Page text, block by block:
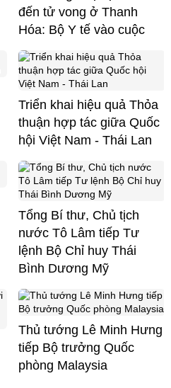
đến tử vong ở Thanh
Hóa: Bộ Y tế vào cuộc
Triển khai hiệu quả Thỏa
thuận hợp tác giữa Quốc
hội Việt Nam - Thái Lan
Tổng Bí thư, Chủ tịch
nước Tô Lâm tiếp Tư
lệnh Bộ Chỉ huy Thái
Bình Dương Mỹ
Thủ tướng Lê Minh Hưng
tiếp Bộ trưởng Quốc
phòng Malaysia